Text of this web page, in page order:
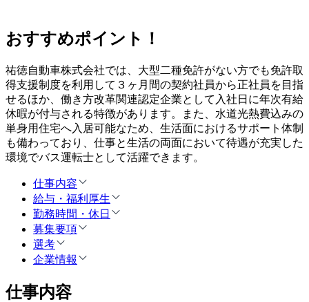
おすすめポイント！
祐徳自動車株式会社では、大型二種免許がない方でも免許取
得支援制度を利用して３ヶ月間の契約社員から正社員を目指
せるほか、働き方改革関連認定企業として入社日に年次有給
休暇が付与される特徴があります。また、水道光熱費込みの
単身用住宅へ入居可能なため、生活面におけるサポート体制
も備わっており、仕事と生活の両面において待遇が充実した
環境でバス運転士として活躍できます。
仕事内容
給与・福利厚生
勤務時間・休日
募集要項
選考
企業情報
仕事内容